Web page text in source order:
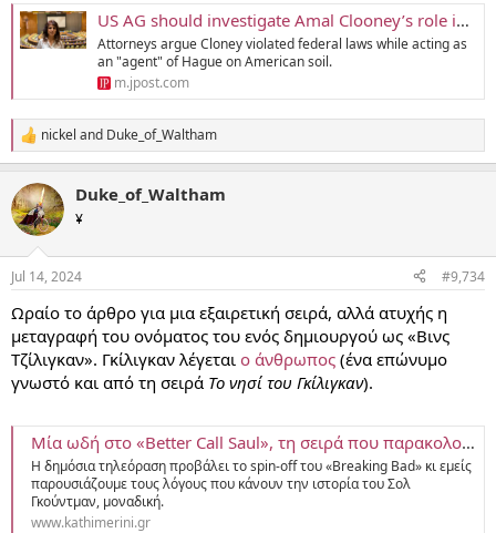
US AG should investigate Amal Clooney’s role in ICC case against Israel | The Jerusalem Post
Attorneys argue Cloney violated federal laws while acting as
an "agent" of Hague on American soil.
m.jpost.com
R
e
c
t
i
n
s
nickel and Duke_of_Waltham
Duke_of_Waltham
¥
Jul 14, 2024 #9,734
Ωραίο το άρθρο για μια εξαιρετική σειρά, αλλά ατυχής η
μεταγραφή του ονόματος του ενός δημιουργού ως «Βινς
Τζίλιγκαν». Γκίλιγκαν λέγεται ο άνθρωπος (ένα επώνυμο
γνωστό και από τη σειρά Το νησί του Γκίλιγκαν).
Μία ωδή στο «Better Call Saul», τη σειρά που παρακολουθούμε ξανά και ξανά
Η δημόσια τηλεόραση προβάλει το spin-off του «Breaking Bad» κι εμείς
παρουσιάζουμε τους λόγους που κάνουν την ιστορία του Σολ
Γκούντμαν, μοναδική.
www.kathimerini.gr